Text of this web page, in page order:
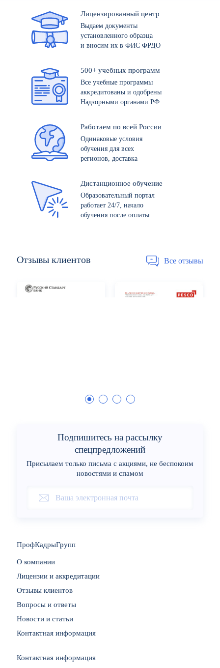
Лицензированный центр
Выдаем документы
установленного образца
и вносим их в ФИС ФРДО
500+ учебных программ
Все учебные программы
аккредитованы и одобрены
Надзорными органами РФ
Работаем по всей России
Одинаковые условия
обучения для всех
регионов, доставка
Дистанционное обучение
Образовательный портал
работает 24/7, начало
обучения после оплаты
Отзывы клиентов Все отзывы
Подпишитесь на рассылку
спецпредложений
Присылаем только письма с акциями, не беспокоим
новостями и спамом
ПрофКадрыГрупп
О компании
Лицензии и аккредитации
Отзывы клиентов
Вопросы и ответы
Новости и статьи
Контактная информация
Контактная информация